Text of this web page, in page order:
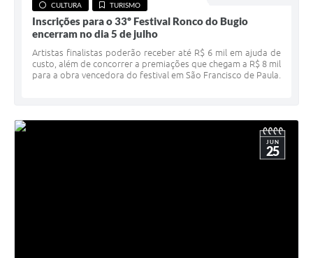
CULTURA TURISMO
Inscrições para o 33º Festival Ronco do Bugio
encerram no dia 5 de julho
Artistas finalistas poderão receber até R$ 6 mil em ajuda de
custo, além de concorrer a premiações que chegam a R$ 8 mil
para a obra vencedora do festival em São Francisco de Paula.
JUN
25